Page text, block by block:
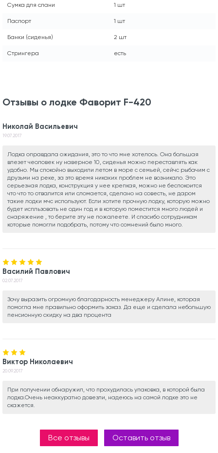
Сумка для слани 1 шт
Паспорт 1 шт
Банки (сиденья) 2 шт
Стрингера есть
Отзывы о лодке Фаворит F-420
Николай Васильевич
19.07.2017
Лодка оправдала ожидания, это то что мне хотелось. Она большая
влезет чеоловек ну наверное 10, сиденья можно переставлять как
удобно. Мы спокойно выходили летом в море с семьей, сейчс рыбачим с
друзьми на реке, за это время никаких проблем не возникало. Это
серьезная лодка, конструкция у нее крепкая, можно не беспокоится
что что то отвалится или сломается, сделано на совесть, не даром
такие лодки мчс используют. Если хотите прочную лодку, которую можно
будет испльзовать не один год и в которую поместится много людей и
снаряжение , то берите эту не пожалеете. И спасибо сотрудникам
которые помогли подобрать, потому что сомнений было много.
Василий Павлович
02.07.2017
Зочу выразить огромную благодарность менеджеру Алине, которая
помогла мне правильно оформить заказ. Да еще и сделала небольшую
пенсионную скидку на два процента
Виктор Николаевич
20.09.2017
При получении обнаружил, что прохудилась упаковка, в которой была
лодка.Очень неаккуратно довезли, надеюсь на самой лодке это не
скажется.
Все отзывы Оставить отзыв